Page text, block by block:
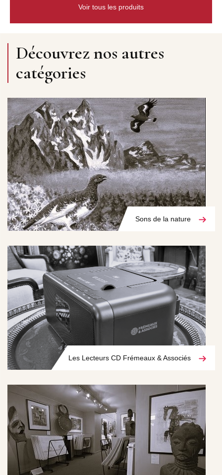
Voir tous les produits
Découvrez nos autres
catégories
Sons de la nature
Les Lecteurs CD Frémeaux & Associés